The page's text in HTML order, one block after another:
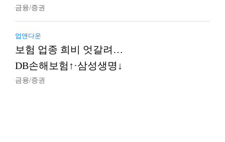
금융/증권
업앤다운
보험 업종 희비 엇갈려…
DB손해보험↑·삼성생명↓
금융/증권